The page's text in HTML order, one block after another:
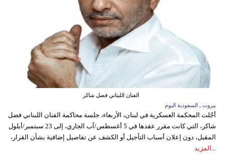
الفنان اللبناني فضل شاكر
بيروت ـ السعودية اليوم
أجّلت المحكمة العسكرية في لبنان، الأربعاء، جلسة محاكمة الفنان اللبناني فضل
شاكر، التي كانت مقرر عقدها في 5 أغسطس/آب الجاري، إلى 23 سبتمبر/أيلول
المقبل، دون إعلان أسباب التأجيل أو الكشف عن تفاصيل إضافية بشأن القرار،
المزيد